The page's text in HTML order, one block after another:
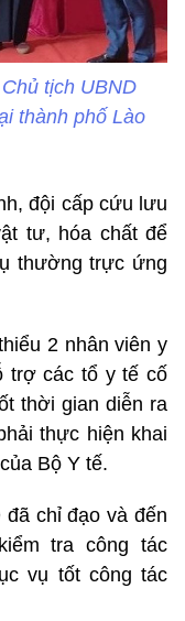
tịch UBND
thành phố Lào
đội cấp cứu lưu
tư, hóa chất để
thường trực ứng
2 nhân viên y
trợ các tổ y tế cố
thời gian diễn ra
thực hiện khai
Bộ Y tế.
chỉ đạo và đến
tra công tác
vụ tốt công tác